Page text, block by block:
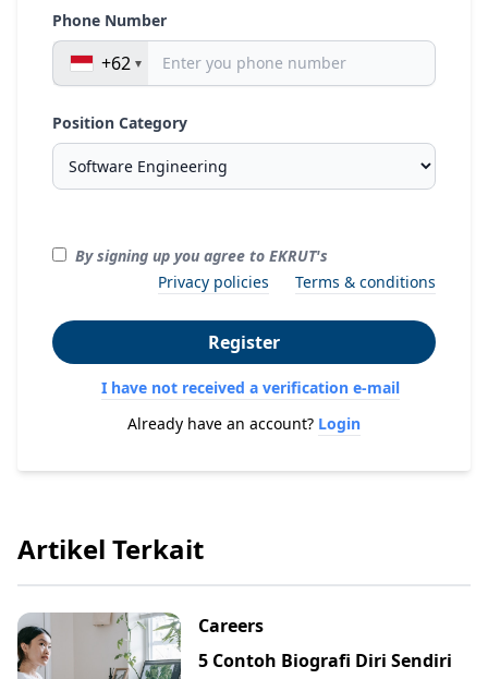
Phone Number
+62
Position Category
By signing up you agree to EKRUT's
Privacy policies
Terms & conditions
Register
I have not received a verification e-mail
Already have an account? Login
Artikel Terkait
Careers
5 Contoh Biografi Diri Sendiri